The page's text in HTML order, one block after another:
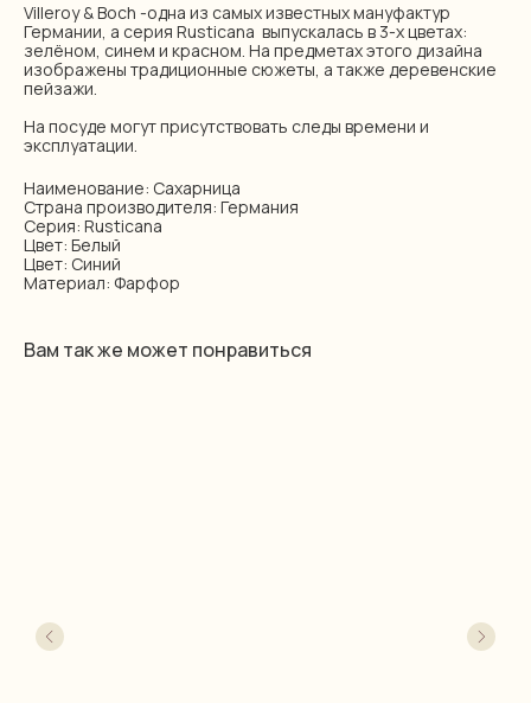
Villeroy & Boch -одна из самых известных мануфактур
Германии, а серия Rusticana выпускалась в 3-х цветах:
зелёном, синем и красном. На предметах этого дизайна
изображены традиционные сюжеты, а также деревенские
пейзажи.
На посуде могут присутствовать следы времени и
эксплуатации.
Наименование: Сахарница
Страна производителя: Германия
Серия: Rusticana
Цвет: Белый
Цвет: Синий
Материал: Фарфор
Вам так же может понравиться